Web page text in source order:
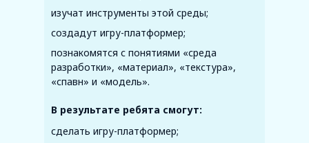
В результате ребята смогут:
изучат инструменты этой среды;
создадут игру-платформер;
познакомятся с понятиями «среда
разработки», «материал», «текстура»,
«спавн» и «модель».
сделать игру-платформер;